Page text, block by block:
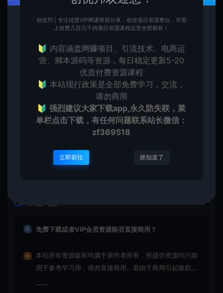
创优邦，12年风雨同舟，欢迎您一起缔造！
上一篇：
下一篇：
常见问题
免费下载或者VIP会员资源能否直接商用？
本站所有资源版权均属于原作者所有，所提供资源均只能
用于参考学习用，请勿直接商用。若由于商用引起版权纠
创优邦 | 专注优质VIP网课资源分享，创业项目资源整合，市面
上收费几百几千的项目资源课程这里全部都有！
🔰 内容涵盖网赚项目、引流技术、电商运
营、脚本源码等资源，每日稳定更新5-20
优质付费资源课程
🔰 本站现行政策是全部免费学习，交流，
请勿商用
🔰强烈建议大家下载app,永久防失联，菜
单栏点击下载，有任何问题联系站长微信：
zf369518
立即前往 朕知道了